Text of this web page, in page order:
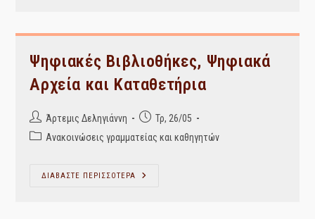
Ψηφιακές Βιβλιοθήκες, Ψηφιακά
Αρχεία και Καταθετήρια
Post
author:
Άρτεμις Δεληγιάννη
Post
published:
Τρ, 26/05
PostΑνακοινώσεις γραμματείας και καθηγητών
ΔΙΑΒΑΣΤΕ ΠΕΡΙΣΣΟΤΕΡΑ
Ψηφιακές